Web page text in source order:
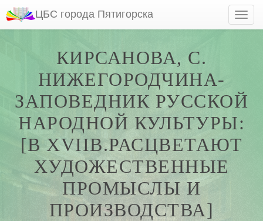
ЦБС города Пятигорска
КИРСАНОВА, С.
НИЖЕГОРОДЧИНА-
ЗАПОВЕДНИК РУССКОЙ
НАРОДНОЙ КУЛЬТУРЫ:
[В XVIIВ.РАСЦВЕТАЮТ
ХУДОЖЕСТВЕННЫЕ
ПРОМЫСЛЫ И
ПРОИЗВОДСТВА]